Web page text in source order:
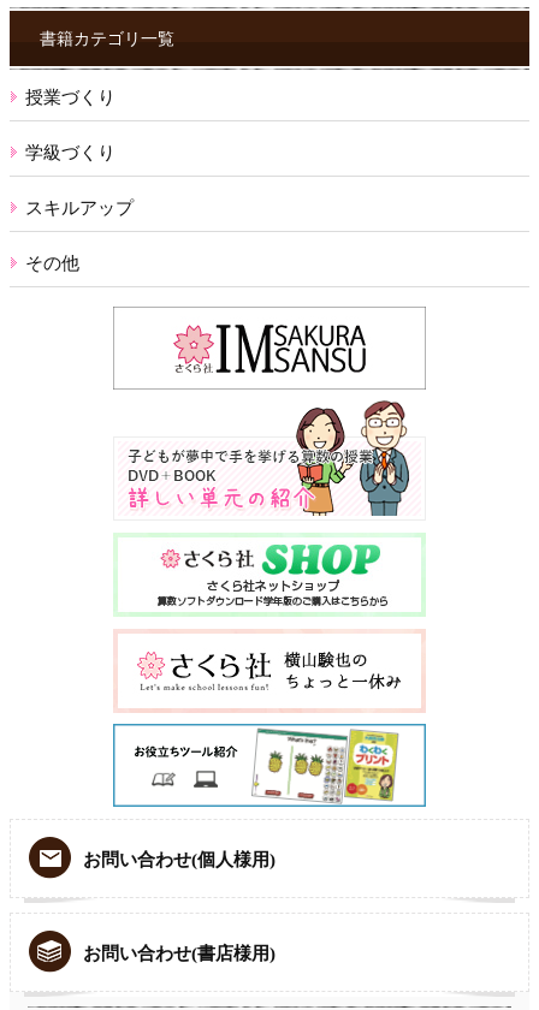
ク
ス書籍カテゴリ一覧
授業づくり
学級づくり
スキルアップ
その他
お問い合わせ(個人様用)
お問い合わせ(書店様用)